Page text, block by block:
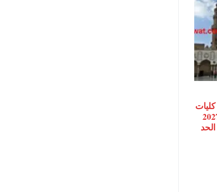
2026-2027